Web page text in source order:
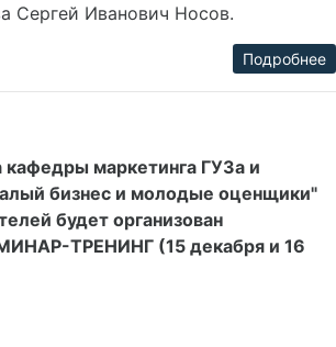
Сергей Иванович Носов.
Подробнее
кафедры маркетинга ГУЗа и
бизнес и молодые оценщики"
будет организован
ТРЕНИНГ (15 декабря и 16